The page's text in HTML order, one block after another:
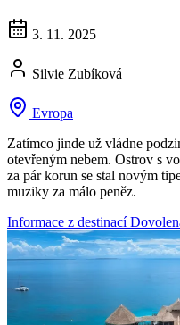
3. 11. 2025
Silvie Zubíková
Evropa
Zatímco jinde už vládne
otevřeným nebem. Ostrov s
za pár korun se stal novým
muziky za málo peněz.
Informace z destinací